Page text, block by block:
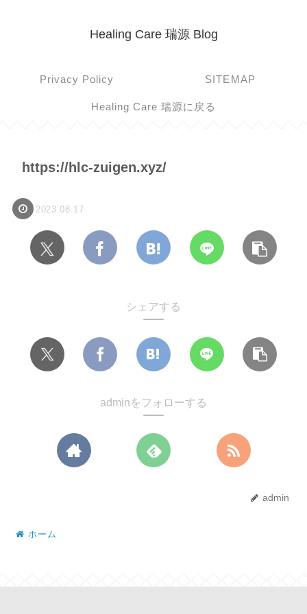
Healing Care 瑞源 Blog
Privacy Policy SITEMAP
Healing Care 瑞源に戻る
https://hlc-zuigen.xyz/
2023.08.17
シェアする
adminをフォローする
admin
ホーム